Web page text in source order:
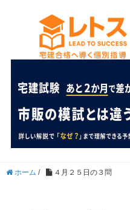
ホーム / ４月２５日の３問